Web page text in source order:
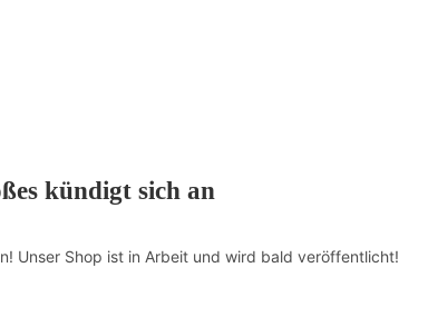
kündigt sich an
Unser Shop ist in Arbeit und wird bald veröffentlicht!